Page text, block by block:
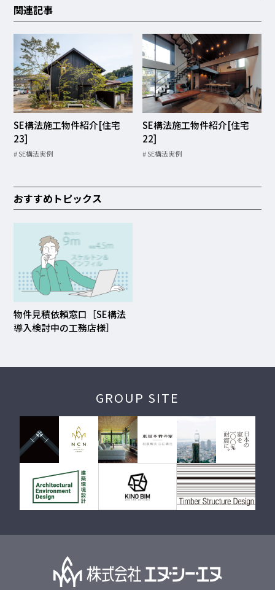
関連記事
SE構法施工物件紹介[住宅
23]
SE構法実例
SE構法施工物件紹介[住宅
22]
SE構法実例
おすすめトピックス
物件見積依頼窓口［SE構法
導入検討中の工務店様］
GROUP SITE